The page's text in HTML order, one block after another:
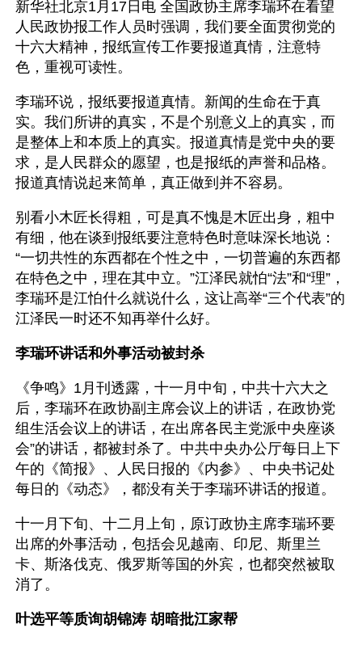
新华社北京1月17日电 全国政协主席李瑞环在看望
人民政协报工作人员时强调，我们要全面贯彻党的
十六大精神，报纸宣传工作要报道真情，注意特
色，重视可读性。
李瑞环说，报纸要报道真情。新闻的生命在于真
实。我们所讲的真实，不是个别意义上的真实，而
是整体上和本质上的真实。报道真情是党中央的要
求，是人民群众的愿望，也是报纸的声誉和品格。
报道真情说起来简单，真正做到并不容易。
别看小木匠长得粗，可是真不愧是木匠出身，粗中
有细，他在谈到报纸要注意特色时意味深长地说：
“一切共性的东西都在个性之中，一切普遍的东西都
在特色之中，理在其中立。”江泽民就怕“法”和“理”，
李瑞环是江怕什么就说什么，这让高举“三个代表”的
江泽民一时还不知再举什么好。
李瑞环讲话和外事活动被封杀
《争鸣》1月刊透露，十一月中旬，中共十六大之
后，李瑞环在政协副主席会议上的讲话，在政协党
组生活会议上的讲话，在出席各民主党派中央座谈
会”的讲话，都被封杀了。中共中央办公厅每日上下
午的《简报》、人民日报的《内参》、中央书记处
每日的《动态》，都没有关于李瑞环讲话的报道。
十一月下旬、十二月上旬，原订政协主席李瑞环要
出席的外事活动，包括会见越南、印尼、斯里兰
卡、斯洛伐克、俄罗斯等国的外宾，也都突然被取
消了。
叶选平等质询胡锦涛 胡暗批江家帮